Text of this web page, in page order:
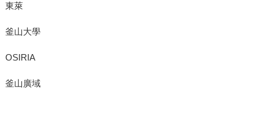
東萊
釜山大學
OSIRIA
釜山廣域